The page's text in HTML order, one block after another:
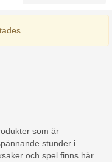
som är
stunder i
och spel finns här